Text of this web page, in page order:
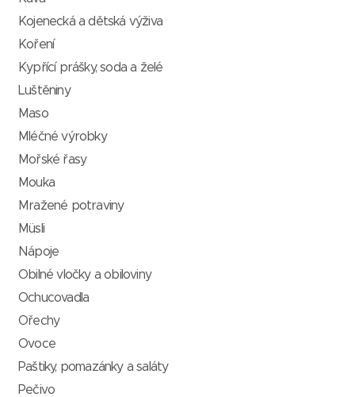
Kojenecká a dětská výživa
Koření
Kypřící prášky, soda a želé
Luštěniny
Maso
Mléčné výrobky
Mořské řasy
Mouka
Mražené potraviny
Müsli
Nápoje
Obilné vločky a obiloviny
Ochucovadla
Ořechy
Ovoce
Paštiky, pomazánky a saláty
Pečivo